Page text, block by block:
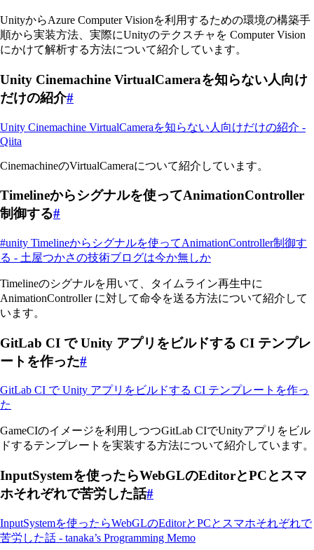
UnityからAzure Computer Visionを利用するための環境の構築手
順から実装方法、実際にUnityのテクスチャを Computer Vision
にかけて解析する方法について紹介しています。
Unity Cinemachine VirtualCameraを知らない人向け
だけの紹介#
Unity Cinemachine VirtualCameraを知らない人向けだけの紹介 -
Qiita
CinemachineのVirtualCameraについて紹介しています。
Timelineからシグナルを使ってAnimationController
制御する#
#unity Timelineからシグナルを使ってAnimationController制御す
る - 土屋つかさの技術ブログは今か無しか
Timelineのシグナルを用いて、タイムライン再生中に
AnimationController に対して命令を送る方法について紹介して
います。
GitLab CI で Unity アプリをビルドする CI テンプレ
ートを作った#
GitLab CI で Unity アプリをビルドする CI テンプレートを作っ
た
GameCIのイメージを利用しつつGitLab CIでUnityアプリをビル
ドするテンプレートを実装する方法について紹介しています。
InputSystemを使ったらWebGLのEditorとPCとスマ
ホそれぞれで苦労した話#
InputSystemを使ったらWebGLのEditorとPCとスマホそれぞれで
苦労した話 - tanaka’s Programming Memo